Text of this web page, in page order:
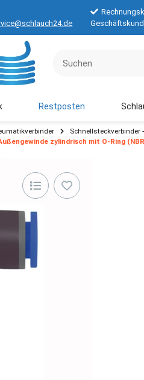
Restposten
Schnellsteckverbinder
zylindrisch mit O-Ring